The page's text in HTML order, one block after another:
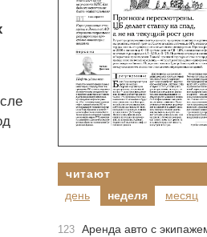
читают
день
неделя месяц
123 Аренда авто с